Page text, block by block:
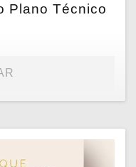
Plano Técnico